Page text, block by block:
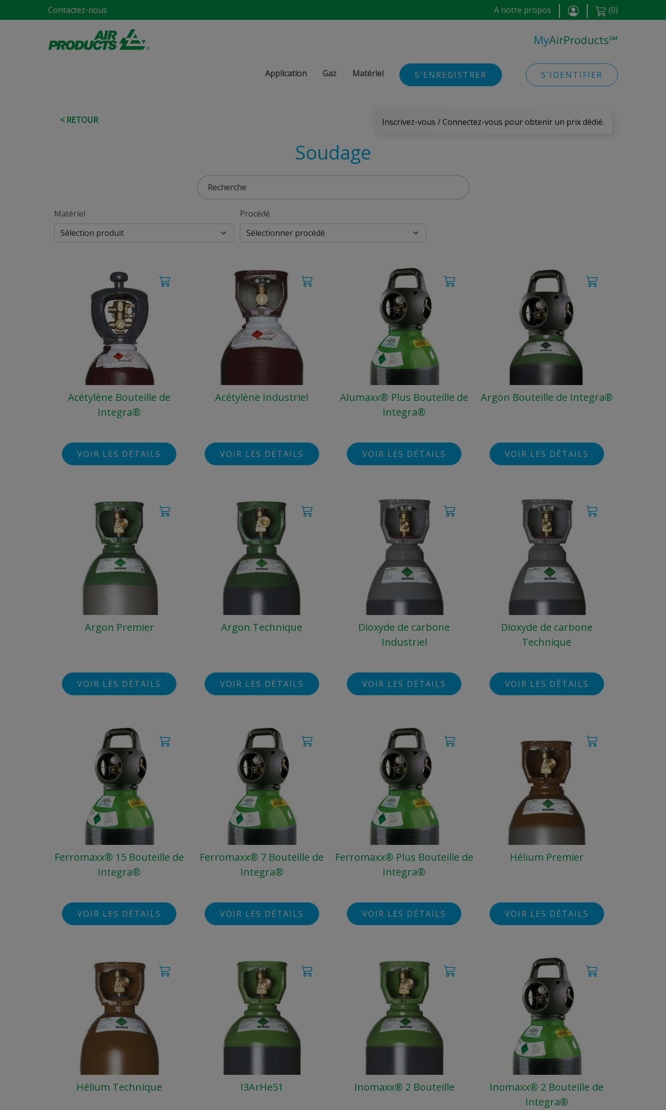
Contactez-nous A notre propos (0)
MyAirProducts℠
Application Gaz Matériel S'ENREGISTRER S'IDENTIFIER
< RETOUR Inscrivez-vous / Connectez-vous pour obtenir un prix dédié.
Soudage
Matériel Procédé
Acétylène Bouteille de
Integra®
VOIR LES DÉTAILS
Acétylène Industriel
VOIR LES DÉTAILS
Alumaxx® Plus Bouteille de
Integra®
VOIR LES DÉTAILS
Argon Bouteille de Integra®
VOIR LES DÉTAILS
Argon Premier
VOIR LES DÉTAILS
Argon Technique
VOIR LES DÉTAILS
Dioxyde de carbone
Industriel
VOIR LES DÉTAILS
Dioxyde de carbone
Technique
VOIR LES DÉTAILS
Ferromaxx® 15 Bouteille de
Integra®
VOIR LES DÉTAILS
Ferromaxx® 7 Bouteille de
Integra®
VOIR LES DÉTAILS
Ferromaxx® Plus Bouteille de
Integra®
VOIR LES DÉTAILS
Hélium Premier
VOIR LES DÉTAILS
Hélium Technique I3ArHe51 Inomaxx® 2 Bouteille
Inomaxx® 2 Bouteille de
Integra®